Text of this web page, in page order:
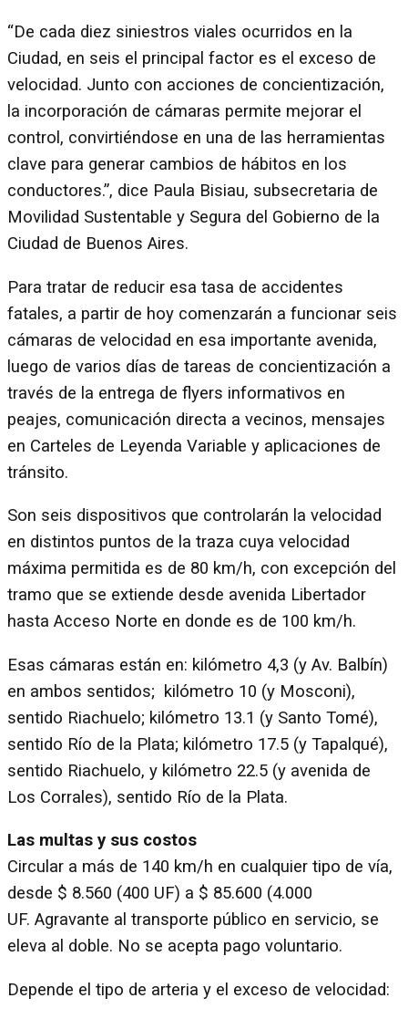
“De cada diez siniestros viales ocurridos en la
Ciudad, en seis el principal factor es el exceso de
velocidad. Junto con acciones de concientización,
la incorporación de cámaras permite mejorar el
control, convirtiéndose en una de las herramientas
clave para generar cambios de hábitos en los
conductores.”, dice Paula Bisiau, subsecretaria de
Movilidad Sustentable y Segura del Gobierno de la
Ciudad de Buenos Aires.
Para tratar de reducir esa tasa de accidentes
fatales, a partir de hoy comenzarán a funcionar seis
cámaras de velocidad en esa importante avenida,
luego de varios días de tareas de concientización a
través de la entrega de flyers informativos en
peajes, comunicación directa a vecinos, mensajes
en Carteles de Leyenda Variable y aplicaciones de
tránsito.
Son seis dispositivos que controlarán la velocidad
en distintos puntos de la traza cuya velocidad
máxima permitida es de 80 km/h, con excepción del
tramo que se extiende desde avenida Libertador
hasta Acceso Norte en donde es de 100 km/h.
Esas cámaras están en: kilómetro 4,3 (y Av. Balbín)
en ambos sentidos; kilómetro 10 (y Mosconi),
sentido Riachuelo; kilómetro 13.1 (y Santo Tomé),
sentido Río de la Plata; kilómetro 17.5 (y Tapalqué),
sentido Riachuelo, y kilómetro 22.5 (y avenida de
Los Corrales), sentido Río de la Plata.
Las multas y sus costos
Circular a más de 140 km/h en cualquier tipo de vía,
desde $ 8.560 (400 UF) a $ 85.600 (4.000
UF. Agravante al transporte público en servicio, se
eleva al doble. No se acepta pago voluntario.
Depende el tipo de arteria y el exceso de velocidad: